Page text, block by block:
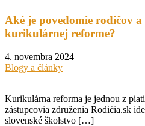
Aké je povedomie rodičov a
kurikulárnej reforme?
4. novembra 2024
Blogy a články
Kurikulárna reforma je jednou z
zástupcovia združenia Rodičia.sk
slovenské školstvo […]